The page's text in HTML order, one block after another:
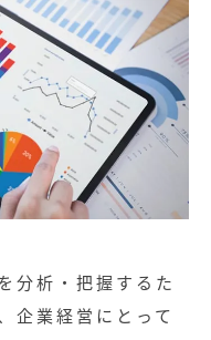
分析・把握するた
企業経営にとって